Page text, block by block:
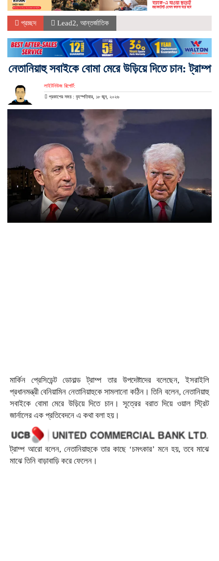
প্রচ্ছদ Lead2, আন্তর্জাতিক
নেতানিয়াহু সবাইকে বোমা মেরে উড়িয়ে দিতে চান: ট্রাম্প
লাইটনিউজ রিপোর্ট:
প্রকাশের সময় : বৃহস্পতিবার, ১৮ জুন, ২০২৬
মার্কিন প্রেসিডেন্ট ডোনাল্ড ট্রাম্প তার উপদেষ্টাদের বলেছেন, ইসরাইলি
প্রধানমন্ত্রী বেনিয়ামিন নেতানিয়াহুকে সামলানো কঠিন। তিনি বলেন, নেতানিয়াহু
সবাইকে বোমা মেরে উড়িয়ে দিতে চান। সূত্রের বরাত দিয়ে ওয়াল স্ট্রিট
জার্নালের এক প্রতিবেদনে এ কথা বলা হয়।
ট্রাম্প আরো বলেন, নেতানিয়াহুকে তার কাছে ‘চমৎকার’ মনে হয়, তবে মাঝে
মাঝে তিনি বাড়াবাড়ি করে ফেলেন।